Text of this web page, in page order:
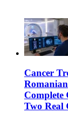
Cancer
Complete
Two Real